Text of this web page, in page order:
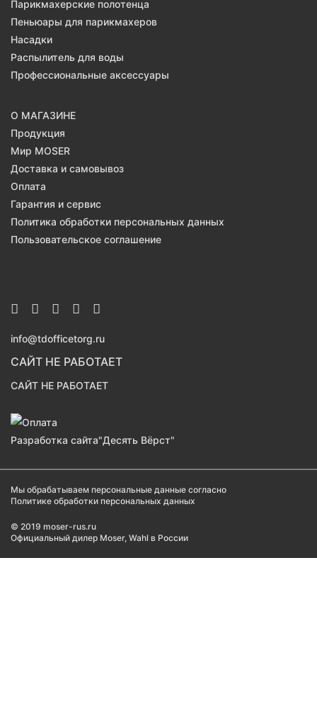
Парикмахерские полотенца
Пеньюары для парикмахеров
Насадки
Распылитель для воды
Профессиональные аксессуары
О МАГАЗИНЕ
Продукция
Мир MOSER
Доставка и самовывоз
Оплата
Гарантия и сервис
Политика обработки персональных данных
Пользовательское соглашение
info@tdofficetorg.ru
САЙТ НЕ РАБОТАЕТ
САЙТ НЕ РАБОТАЕТ
Разработка сайта"Десять Вёрст"
Мы обрабатываем персональные данные согласно
Политике обработки персональных данных
© 2019 moser-rus.ru
Официальный дилер Moser, Wahl в России